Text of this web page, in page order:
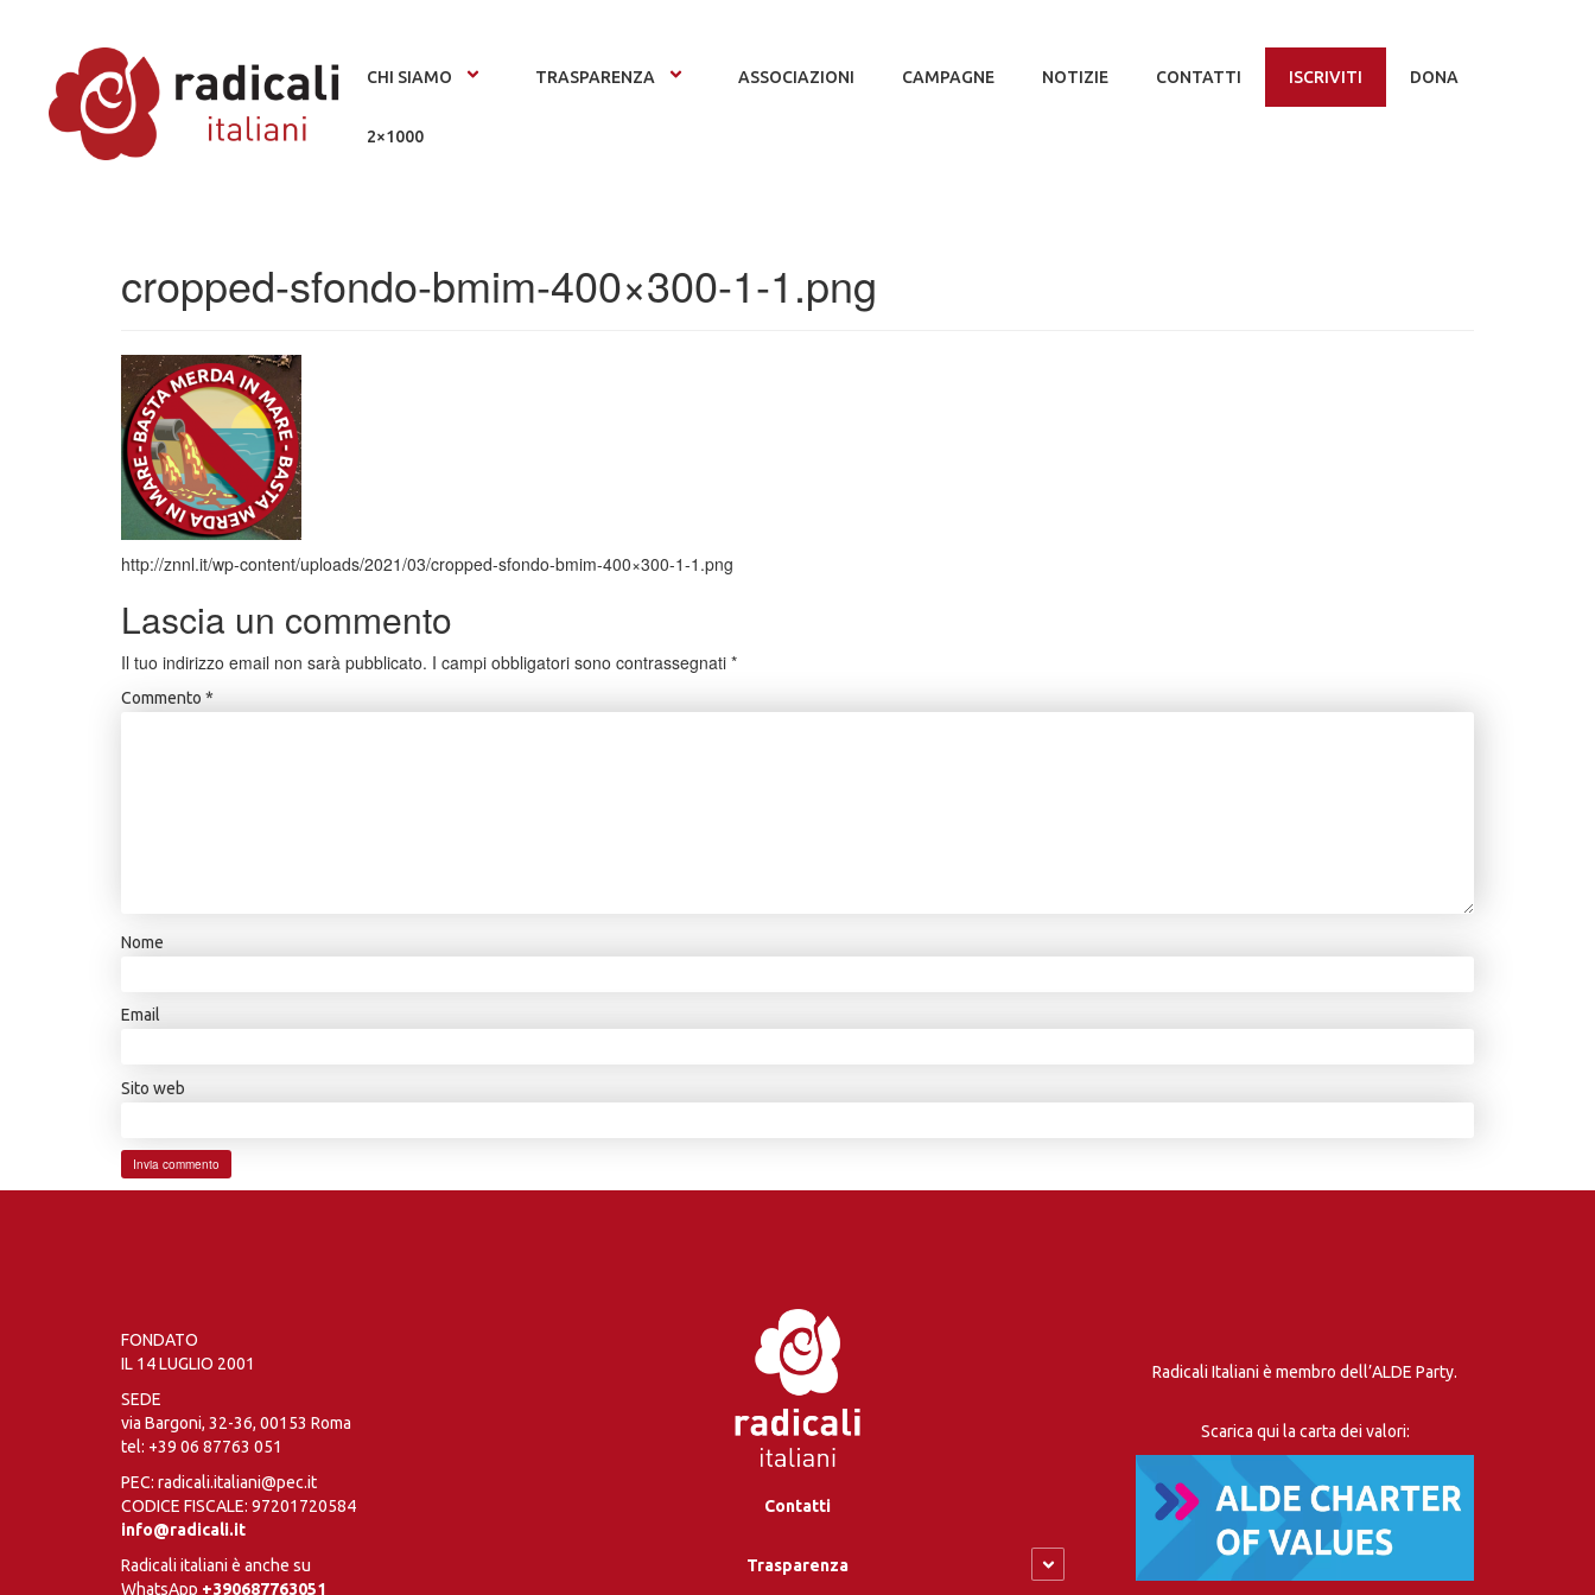
CHI SIAMO TRASPARENZA ASSOCIAZIONI CAMPAGNE NOTIZIE CONTATTI ISCRIVITI DONA
2×1000
cropped-sfondo-bmim-400×300-1-1.png
http://znnl.it/wp-content/uploads/2021/03/cropped-sfondo-bmim-400×300-1-1.png
Lascia un commento
Il tuo indirizzo email non sarà pubblicato. I campi obbligatori sono contrassegnati *
Commento *
Nome
Email
Sito web
FONDATO
IL 14 LUGLIO 2001
SEDE
via Bargoni, 32-36, 00153 Roma
tel: +39 06 87763 051
PEC: radicali.italiani@pec.it
CODICE FISCALE: 97201720584
info@radicali.it
Radicali italiani è anche su
WhatsApp +390687763051
Contatti
Trasparenza
Radicali Italiani è membro dell’ALDE Party.
Scarica qui la carta dei valori: